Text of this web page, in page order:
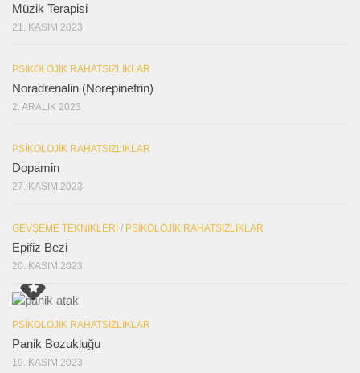
Müzik Terapisi
21. KASIM 2023
PSIKOLOJIK RAHATSIZLIKLAR
Noradrenalin (Norepinefrin)
2. ARALIK 2023
PSIKOLOJIK RAHATSIZLIKLAR
Dopamin
27. KASIM 2023
GEVŞEME TEKNIKLERI / PSIKOLOJIK RAHATSIZLIKLAR
Epifiz Bezi
20. KASIM 2023
PSIKOLOJIK RAHATSIZLIKLAR
Panik Bozukluğu
19. KASIM 2023